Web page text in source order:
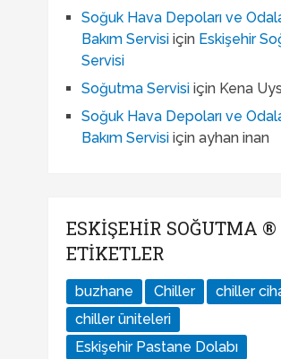
Soğuk Hava Depoları ve
Bakım Servisiiçin Eskişehir
Servisi
Soğutma Servisiiçin Kena
Soğuk Hava Depoları ve
Bakım Servisiiçin ayhan inan
ESKIŞEHIR SOĞUTMA ®
ETIKETLER
buzhane Chiller
chiller
chiller üniteleri
Eskişehir Pastane Dolabı